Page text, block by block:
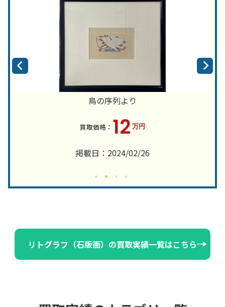
鳥の序列より
12 万円
掲載日：2024/02/26
リトグラフ（石版画）の買取実績一覧はこちら